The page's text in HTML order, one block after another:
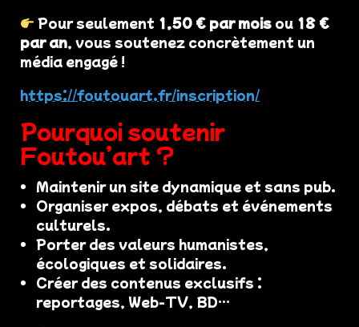
Pour seulement 1,50 € par mois ou 18 €
par an, vous soutenez concrètement un
média engagé !
https://foutouart.fr/inscription/
Pourquoi soutenir
Foutou’art ?
Maintenir un site dynamique et sans pub.
Organiser expos, débats et événements
culturels.
Porter des valeurs humanistes,
écologiques et solidaires.
Créer des contenus exclusifs :
reportages, Web-TV, BD…